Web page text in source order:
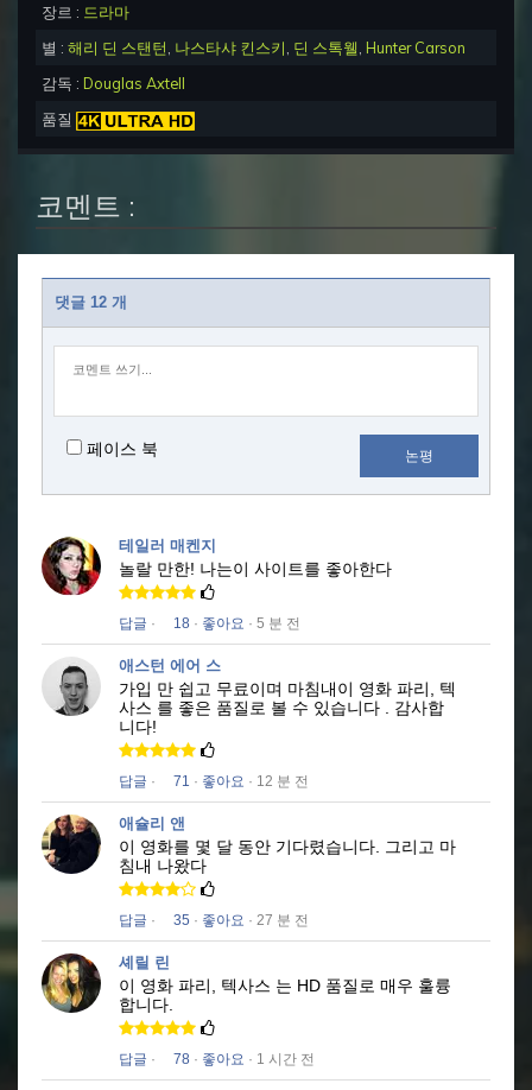
장르 : 드라마
별 : 해리 딘 스탠턴 나스타샤 킨스키 딘 스톡웰 Hunter Carson
감독 : Douglas Axtell
품질
코멘트 :
댓글 12 개
페이스 북 논평
테일러 매켄지
놀랄 만한! 나는이 사이트를 좋아한다
답글 · 18 · 좋아요 · 5 분 전
애스턴 에어 스
가입 만 쉽고 무료이며 마침내이 영화 파리, 텍
사스 를 좋은 품질로 볼 수 있습니다 . 감사합
니다!
답글 · 71 · 좋아요 · 12 분 전
애슐리 앤
이 영화를 몇 달 동안 기다렸습니다. 그리고 마
침내 나왔다
답글 · 35 · 좋아요 · 27 분 전
셰릴 린
이 영화 파리, 텍사스 는 HD 품질로 매우 훌륭
합니다.
답글 · 78 · 좋아요 · 1 시간 전